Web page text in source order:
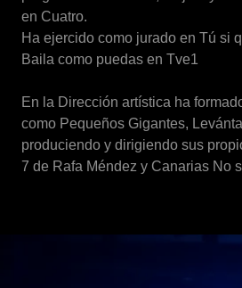
en Cuatro.
Ha ejercido como jurado en Tú si
Baila como puedas en Tve1
En la Dirección artística ha
como Pequeños Gigantes,
produciendo y dirigiendo sus
7 de Rafa Méndez y Canarias No